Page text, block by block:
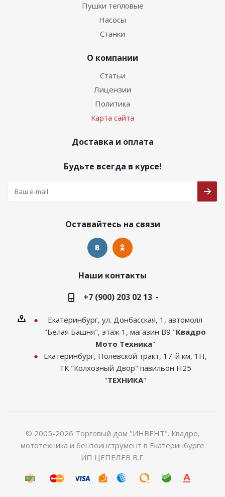
Пушки тепловые
Насосы
Станки
О компании
Статьи
Лицензии
Политика
Карта сайта
Доставка и оплата
Будьте всегда в курсе!
Оставайтесь на связи
Наши контакты
+7 (900) 203 02 13
Екатеринбург, ул. Донбасская, 1, автомолл
"Белая Башня", этаж 1, магазин В9 "Квадро
Мото Техника"
Екатеринбург, Полевской тракт, 17-й км, 1Н,
ТК "Колхозный Двор" павильон Н25
"ТЕХНИКА"
© 2005-2026 Торговый дом "ИНВЕНТ". Квадро,
мототехника и бензоинструмент в Екатеринбурге
ИП ЦЕПЕЛЕВ В.Г.